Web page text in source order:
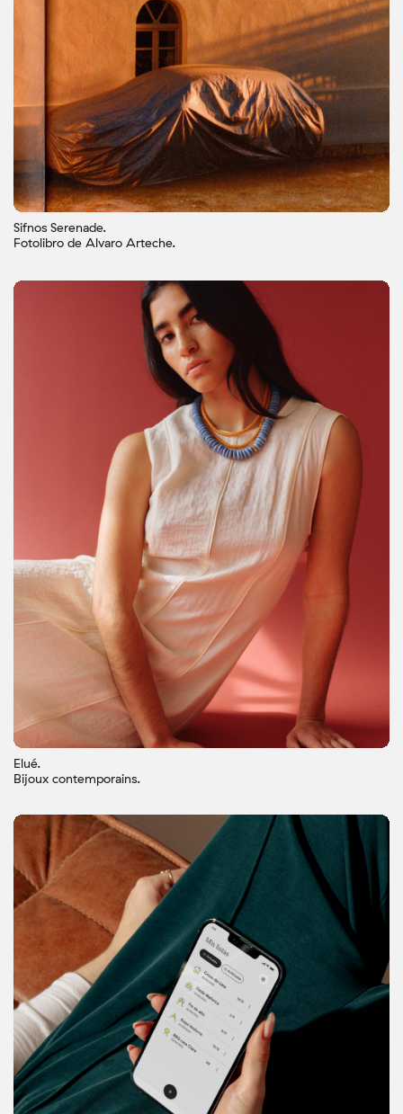
Sifnos Serenade.
Fotolibro de Alvaro Arteche.
Elué.
Bijoux contemporains.